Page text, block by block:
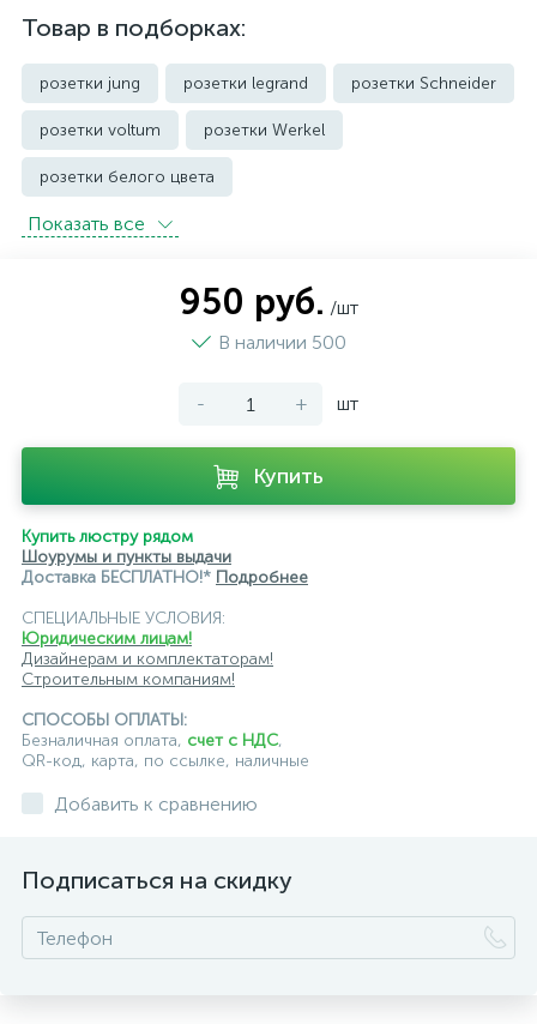
Товар в подборках:
розетки jung розетки legrand розетки Schneider
розетки voltum розетки Werkel
розетки белого цвета
розетки с защитой от влаги IP44 и выше
Показать всe
950 руб. /шт
В наличии 500
- + шт
Купить
Купить люстру рядом
Шоурумы и пункты выдачи
Доставка БЕСПЛАТНО!* Подробнее
СПЕЦИАЛЬНЫЕ УСЛОВИЯ:
Юридическим лицам!
Дизайнерам и комплектаторам!
Строительным компаниям!
СПОСОБЫ ОПЛАТЫ:
Безналичная оплата, счет с НДС,
QR-код, карта, по ссылке, наличные
Добавить к сравнению
Подписаться на скидку